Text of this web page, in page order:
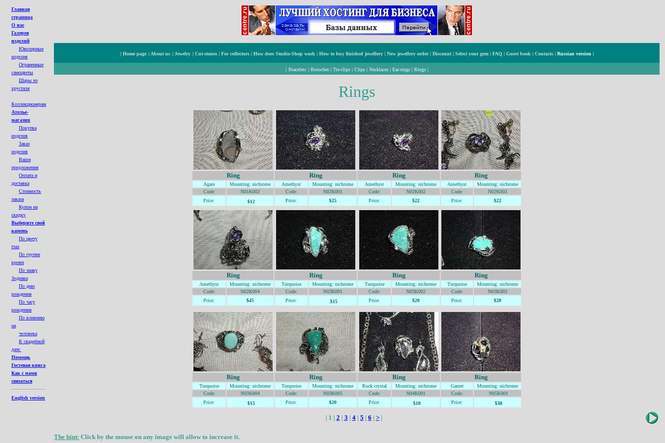
Главная
страница
О нас
Галерея
изделий
Ювелирные
изделия
Ограненные
cамоцветы
Шары из
хрусталя
Коллекционерам
Ателье-
магазин
Покупка
изделия
Заказ
изделия
Ваши
предложения
Оплата и
доставка
Стоимость
заказа
Купон на
скидку
Выберите свой
камень
По цвету
глаз
По группе
крови
По знаку
Зодиака
По дню
рождения
По часу
рождения
По влиянию
на
человека
К свадебной
дате
Помощь
Гостевая книга
Как с нами
связаться
English version
| Home page | About us | Jewelry | Cut-stones | For collectors | How does Studio-Shop work | How to buy finished jewellery | New jewellery order | Discount | Select your gem | FAQ | Guest book | Contacts | Russian version |
| Bracelets | Brooches | Tie-clips | Clips | Necklaces | Ear-rings | Rings |
Rings
Ring Ring Ring Ring
Agate Mounting: nichrome Amethyst Mounting: nichrome Amethyst Mounting: nichrome Amethyst Mounting: nichrome
Code:
N01K002 Code: N02K001 Code: N02K002 Code:
N02K003
Price:
$12 Price: $25 Price: $22 Price: $22
Ring Ring Ring Ring
Amethyst Mounting: nichrome Turquoise Mounting: nichrome Turquoise Mounting: nichrome Turquoise Mounting: nichrome
Code:
N02K004 Code: N03K001 Code: N03K002 Code:
N03K003
Price:
$45 Price: $15 Price: $20 Price: $20
Ring Ring Ring Ring
Turquoise Mounting: nichrome Turquoise Mounting: nichrome Rock crystal Mounting: nichrome Garnet Mounting: nichrome
Code:
N03K004 Code: N03K005 Code: N04K001 Code:
N05K001
Price:
$15 Price: $20 Price: $10 Price: $30
| 1 | 2 | 3 | 4| 5 | 6 | >|
The hint: Click by the mouse on any image will allow to increase it.